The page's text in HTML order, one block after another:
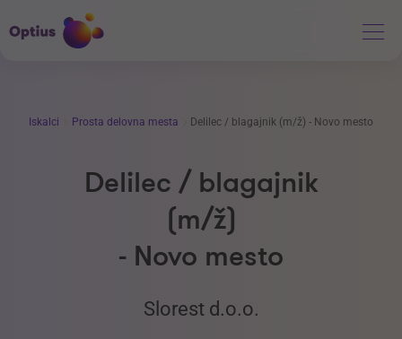
Iskalci Prosta delovna mesta Delilec / blagajnik (m/ž) - Novo mesto
Delilec / blagajnik
(m/ž)
- Novo mesto
Slorest d.o.o.